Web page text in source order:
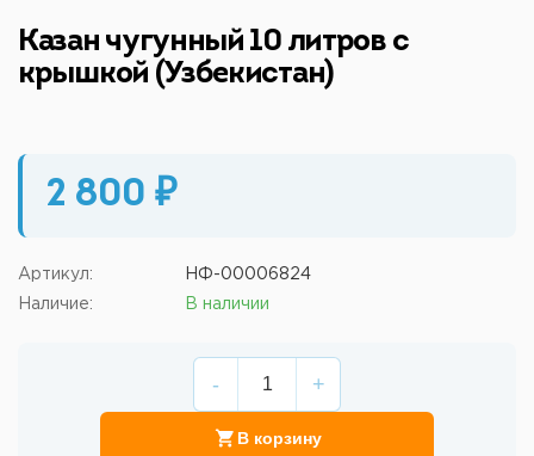
Казан чугунный 10 литров с
крышкой (Узбекистан)
2 800 ₽
Артикул: НФ-00006824
Наличие: В наличии
- +
В корзину